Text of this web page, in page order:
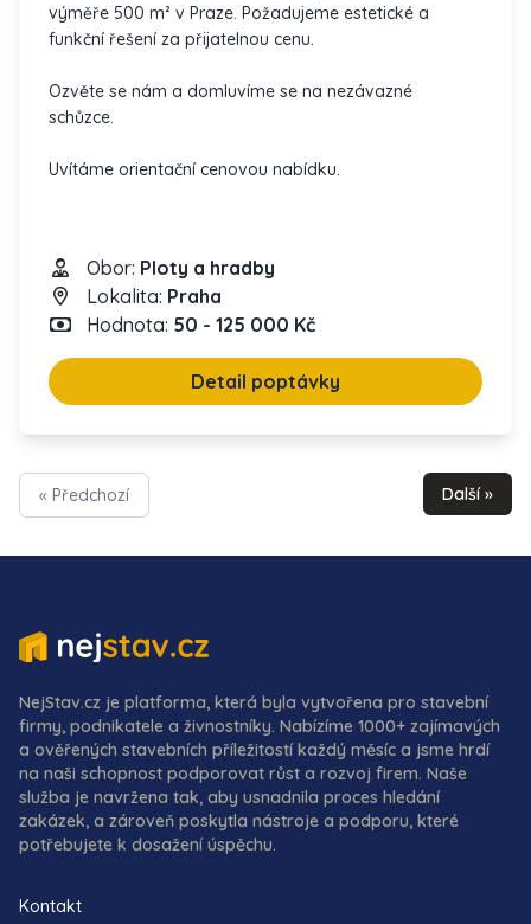
výměře 500 m² v Praze. Požadujeme estetické a
funkční řešení za přijatelnou cenu.
Ozvěte se nám a domluvíme se na nezávazné
schůzce.
Uvítáme orientační cenovou nabídku.
Obor: Ploty a hradby
Lokalita: Praha
Hodnota: 50 - 125 000 Kč
Detail poptávky
« Předchozí Další »
NejStav.cz je platforma, která byla vytvořena pro stavební
firmy, podnikatele a živnostníky. Nabízíme 1000+ zajímavých
a ověřených stavebních příležitostí každý měsíc a jsme hrdí
na naši schopnost podporovat růst a rozvoj firem. Naše
služba je navržena tak, aby usnadnila proces hledání
zakázek, a zároveň poskytla nástroje a podporu, které
potřebujete k dosažení úspěchu.
Kontakt